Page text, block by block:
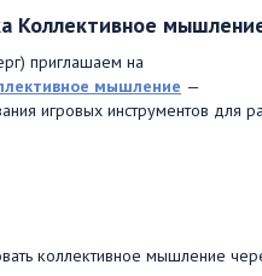
Коллективное
приглашаем на
мышление —
игровых инструментов для
коллективное мышление